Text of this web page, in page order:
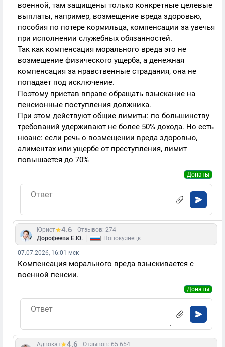
военной, там защищены только конкретные целевые
выплаты, например, возмещение вреда здоровью,
пособия по потере кормильца, компенсации за увечья
при исполнении служебных обязанностей.
Так как компенсация морального вреда это не
возмещение физического ущерба, а денежная
компенсация за нравственные страдания, она не
попадает под исключение.
Поэтому пристав вправе обращать взыскание на
пенсионные поступления должника.
При этом действуют общие лимиты: по большинству
требований удерживают не более 50% дохода. Но есть
нюанс: если речь о возмещении вреда здоровью,
алиментах или ущербе от преступления, лимит
повышается до 70%
Донаты
Юрист 4.6
Отзывов: 274
Дорофеева Е.Ю.
Новокузнецк
07.07.2026, 16:01 мск
Компенсация морального вреда взыскивается с
военной пенсии.
Донаты
Адвокат 4.6 Отзывов: 65 654